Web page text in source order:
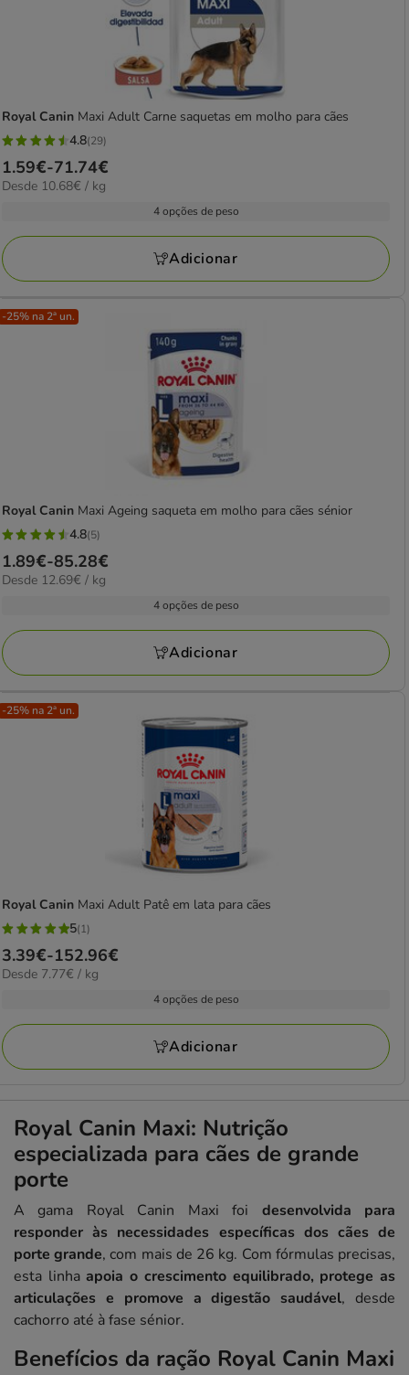
Royal Canin Maxi Adult Carne saquetas em molho para cães
4.8
estrelas
com
avaliações
4.8(29)
Preço
de
71.74€
1.59€-71.74€
10.68€
Desde 10.68€ / kg
4 opções de peso
Adicionar
-25% na 2ª un.
Royal Canin Maxi Ageing saqueta em molho para cães sénior
4.8
estrelas
com
avaliações
4.8(5)
Preço
de
85.28€
1.89€-85.28€
12.69€
Desde 12.69€ / kg
4 opções de peso
Adicionar
-25% na 2ª un.
Royal Canin Maxi Adult Patê em lata para cães
5
estrelas
com
avaliações
5(1)
Preço
de
152.96€
3.39€-152.96€
7.77€
Desde 7.77€ / kg
4 opções de peso
Adicionar
Royal Canin Maxi: Nutrição
especializada para cães de grande
porte
A gama Royal Canin Maxi foi desenvolvida para
responder às necessidades específicas dos cães de
porte grande, com mais de 26 kg. Com fórmulas precisas,
esta linhaapoia o crescimento equilibrado, protege as
articulações e promove a digestão saudável, desde
cachorro até à fase sénior.
Benefícios da ração Royal Canin Maxi